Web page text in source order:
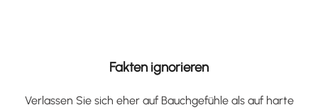
Fakten ignorieren
Verlassen Sie sich eher auf Bauchgefühle als auf harte